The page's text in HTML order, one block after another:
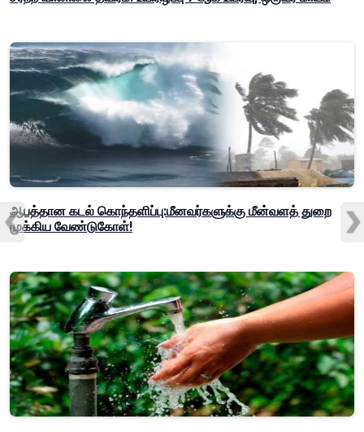
ஆபத்தான கடல் கொந்தளிப்பு:மீனவர்களுக்கு மீன்வளத் துறை
முக்கிய வேண்டுகோள்!